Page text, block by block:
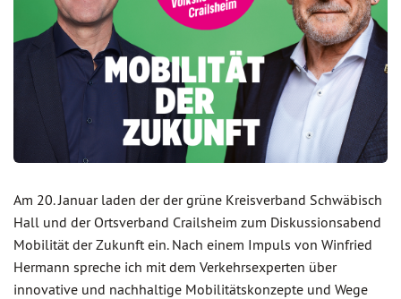
Am 20. Januar laden der der grüne Kreisverband Schwäbisch
Hall und der Ortsverband Crailsheim zum Diskussionsabend
Mobilität der Zukunft ein. Nach einem Impuls von Winfried
Hermann spreche ich mit dem Verkehrsexperten über
innovative und nachhaltige Mobilitätskonzepte und Wege